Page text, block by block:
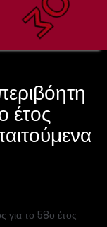
έτος
για το 58ο έτος